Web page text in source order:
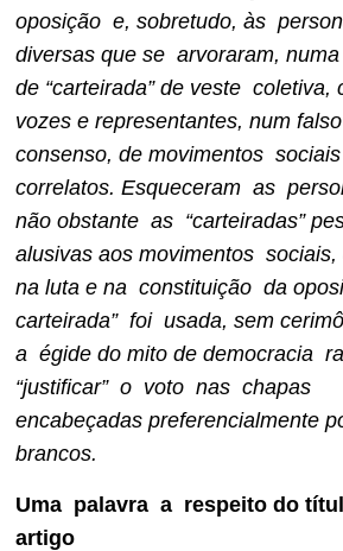
oposição e, sobretudo, às
diversas que se arvoraram,
de “carteirada” de veste coletiva,
vozes e representantes, num falso
consenso, de movimentos
correlatos. Esqueceram as
não obstante as “carteiradas”
alusivas aos movimentos sociais,
na luta e na constituição da
carteirada” foi usada, sem
a égide do mito de democracia
“justificar” o voto nas chapas
encabeçadas preferencialmente
brancos.
Uma palavra a respeito do
artigo